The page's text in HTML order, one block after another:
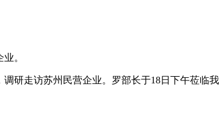
。
研走访苏州民营企业。罗部长于18日下午莅临我